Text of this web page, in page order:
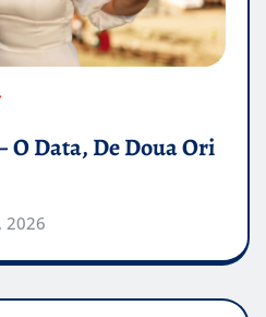
Data, De Doua Ori
2026